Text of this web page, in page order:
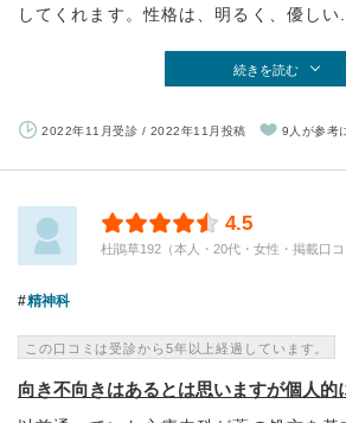
してくれます。性格は、明るく、優しい
続きを読む
2022年11月受診 / 2022年11月投稿 9人が参考
4.5
杜鵑草192（本人・20代・女性・掲載口コ
精神科
この口コミは受診から5年以上経過しています。
向き不向きはあるとは思いますが個人的